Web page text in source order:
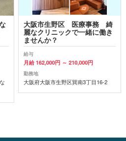
大阪市生野区 医療事務 綺
麗なクリニックで一緒に働き
ませんか？
給与
月給 162,000円 ～ 210,000円
勤務地
大阪府大阪市生野区巽南3丁目16-2